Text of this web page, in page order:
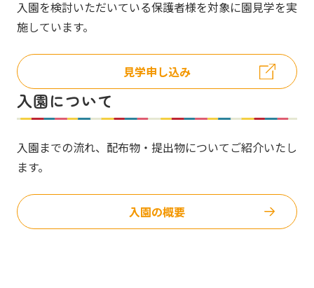
入園を検討いただいている保護者様を対象に園見学を実
施しています。
見学申し込み
入園について
入園までの流れ、配布物・提出物についてご紹介いたし
ます。
入園の概要